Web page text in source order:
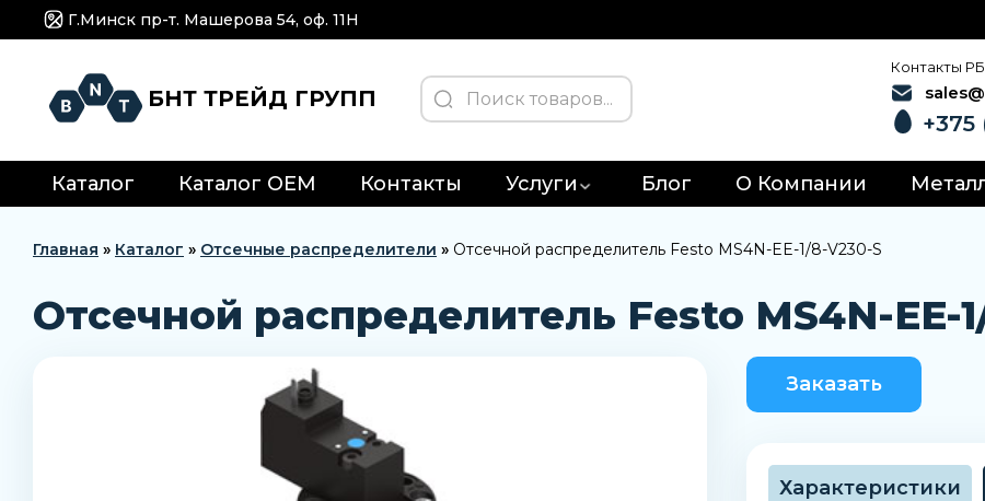
Г.Минск пр-т. Машерова 54, оф. 11H
БНТ ТРЕЙД ГРУПП
Контакты РБ
+375
Каталог Каталог OEM Контакты Услуги Блог О Компании
Главная » Каталог » Отсечные распределители » Отсечной распределитель Festo MS4N-EE-1/8-V230-S
Отсечной распределитель Festo MS4N-EE-
Заказать
Характеристики